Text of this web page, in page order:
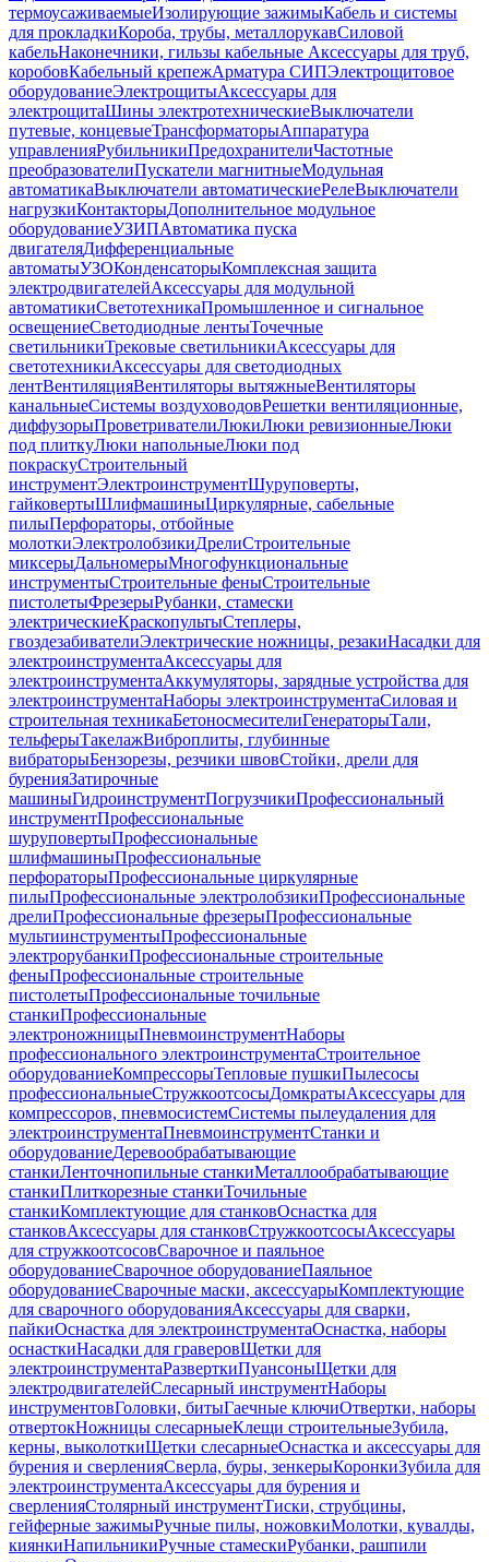
термоусаживаемыеИзолирующие зажимыКабель и системы
для прокладкиКороба, трубы, металлорукавСиловой
кабельНаконечники, гильзы кабельные Аксессуары для труб,
коробовКабельный крепежАрматура СИПЭлектрощитовое
оборудованиеЭлектрощитыАксессуары для
электрощитаШины электротехническиеВыключатели
путевые, концевыеТрансформаторыАппаратура
управленияРубильникиПредохранителиЧастотные
преобразователиПускатели магнитныеМодульная
автоматикаВыключатели автоматическиеРелеВыключатели
нагрузкиКонтакторыДополнительное модульное
оборудованиеУЗИПАвтоматика пуска
двигателяДифференциальные
автоматыУЗОКонденсаторыКомплексная защита
электродвигателейАксессуары для модульной
автоматикиСветотехникаПромышленное и сигнальное
освещениеСветодиодные лентыТочечные
светильникиТрековые светильникиАксессуары для
светотехникиАксессуары для светодиодных
лентВентиляцияВентиляторы вытяжныеВентиляторы
канальныеСистемы воздуховодовРешетки вентиляционные,
диффузорыПроветривателиЛюкиЛюки ревизионныеЛюки
под плиткуЛюки напольныеЛюки под
покраскуСтроительный
инструментЭлектроинструментШуруповерты,
гайковертыШлифмашиныЦиркулярные, сабельные
пилыПерфораторы, отбойные
молоткиЭлектролобзикиДрелиСтроительные
миксерыДальномерыМногофункциональные
инструментыСтроительные феныСтроительные
пистолетыФрезерыРубанки, стамески
электрическиеКраскопультыСтеплеры,
гвоздезабивателиЭлектрические ножницы, резакиНасадки для
электроинструментаАксессуары для
электроинструментаАккумуляторы, зарядные устройства для
электроинструментаНаборы электроинструментаСиловая и
строительная техникаБетоносмесителиГенераторыТали,
тельферыТакелажВиброплиты, глубинные
вибраторыБензорезы, резчики швовСтойки, дрели для
буренияЗатирочные
машиныГидроинструментПогрузчикиПрофессиональный
инструментПрофессиональные
шуруповертыПрофессиональные
шлифмашиныПрофессиональные
перфораторыПрофессиональные циркулярные
пилыПрофессиональные электролобзикиПрофессиональные
дрелиПрофессиональные фрезерыПрофессиональные
мультиинструментыПрофессиональные
электрорубанкиПрофессиональные строительные
феныПрофессиональные строительные
пистолетыПрофессиональные точильные
станкиПрофессиональные
электроножницыПневмоинструментНаборы
профессионального электроинструментаСтроительное
оборудованиеКомпрессорыТепловые пушкиПылесосы
профессиональныеСтружкоотсосыДомкратыАксессуары для
компрессоров, пневмосистемСистемы пылеудаления для
электроинструментаПневмоинструментСтанки и
оборудованиеДеревообрабатывающие
станкиЛенточнопильные станкиМеталлообрабатывающие
станкиПлиткорезные станкиТочильные
станкиКомплектующие для станковОснастка для
станковАксессуары для станковСтружкоотсосыАксессуары
для стружкоотсосовСварочное и паяльное
оборудованиеСварочное оборудованиеПаяльное
оборудованиеСварочные маски, аксессуарыКомплектующие
для сварочного оборудованияАксессуары для сварки,
пайкиОснастка для электроинструментаОснастка, наборы
оснасткиНасадки для граверовЩетки для
электроинструментаРазверткиПуансоныЩетки для
электродвигателейСлесарный инструментНаборы
инструментовГоловки, битыГаечные ключиОтвертки, наборы
отвертокНожницы слесарныеКлещи строительныеЗубила,
керны, выколоткиЩетки слесарныеОснастка и аксессуары для
бурения и сверленияСверла, буры, зенкерыКоронкиЗубила для
электроинструментаАксессуары для бурения и
сверленияСтолярный инструментТиски, струбцины,
гейферные зажимыРучные пилы, ножовкиМолотки, кувалды,
киянкиНапильникиРучные стамескиРубанки, рашпили